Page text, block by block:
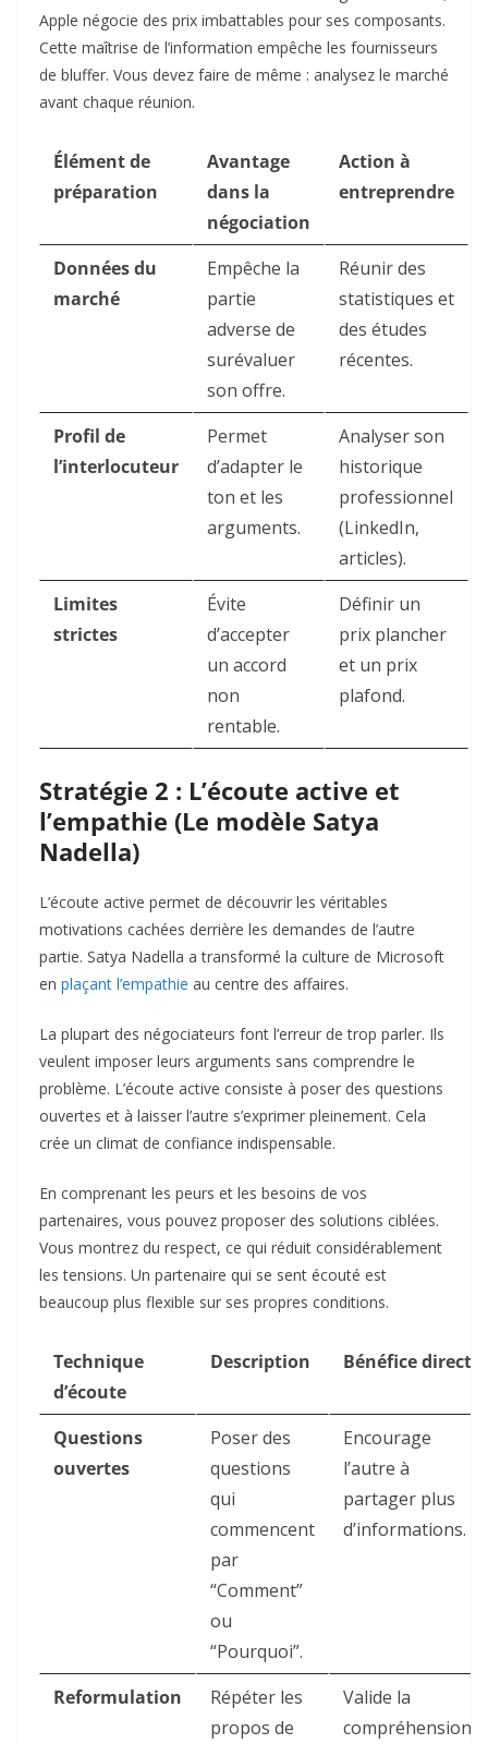
Apple négocie des prix imbattables pour ses composants.
Cette maîtrise de l’information empêche les fournisseurs
de bluffer. Vous devez faire de même : analysez le marché
avant chaque réunion.
Élément de
préparation
Avantage
dans la
négociation
Action à
entreprendre
Données du
marché
Empêche la
partie
adverse de
surévaluer
son offre.
Réunir des
statistiques et
des études
récentes.
Profil de
l’interlocuteur
Permet
d’adapter le
ton et les
arguments.
Analyser son
historique
professionnel
(LinkedIn,
articles).
Limites
strictes
Évite
d’accepter
un accord
non
rentable.
Définir un
prix plancher
et un prix
plafond.
Stratégie 2 : L’écoute active et
l’empathie (Le modèle Satya
Nadella)
L’écoute active permet de découvrir les véritables
motivations cachées derrière les demandes de l’autre
partie. Satya Nadella a transformé la culture de Microsoft
en plaçant l’empathie au centre des affaires.
La plupart des négociateurs font l’erreur de trop parler. Ils
veulent imposer leurs arguments sans comprendre le
problème. L’écoute active consiste à poser des questions
ouvertes et à laisser l’autre s’exprimer pleinement. Cela
crée un climat de confiance indispensable.
En comprenant les peurs et les besoins de vos
partenaires, vous pouvez proposer des solutions ciblées.
Vous montrez du respect, ce qui réduit considérablement
les tensions. Un partenaire qui se sent écouté est
beaucoup plus flexible sur ses propres conditions.
Technique
d’écoute
Description Bénéfice direct
Questions
ouvertes
Poser des
questions
qui
commencent
par
“Comment”
ou
“Pourquoi”.
Encourage
l’autre à
partager plus
d’informations.
Reformulation
Répéter les
propos de
Valide la
compréhension